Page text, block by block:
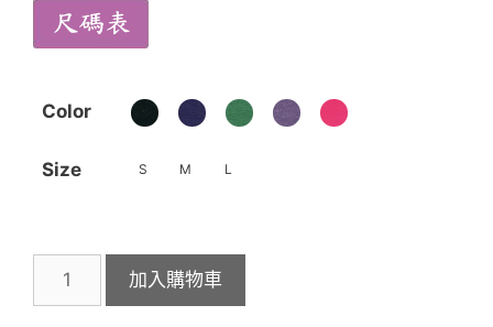
Color
Size S M L
ANVIL
加入購物車